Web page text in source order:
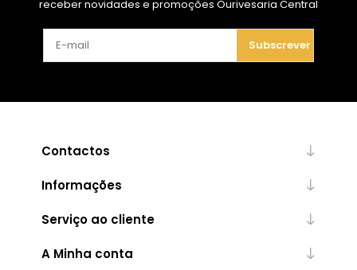
receber novidades e promoções Ourivesaria Central
Subscrever
Contactos
Informações
Serviço ao cliente
A Minha conta